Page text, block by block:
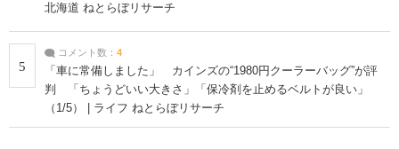
北海道 ねとらぼリサーチ
5
コメント数： 4
「車に常備しました」 カインズの“1980円クーラーバッグ”が評
判 「ちょうどいい大きさ」「保冷剤を止めるベルトが良い」
（1/5） | ライフ ねとらぼリサーチ